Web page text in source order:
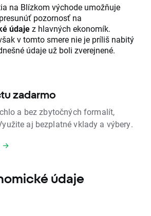
na Blízkom východe umožňuje
pozornosť na
údajez hlavných ekonomík.
v tomto smere nie je príliš nabitý
údaje už boli zverejnené.
zadarmo
a bez zbytočných formalít,
aj bezplatné vklady a výbery.
údaje